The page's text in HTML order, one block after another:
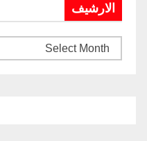
الارشيف